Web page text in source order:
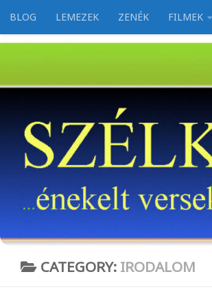
Skip to content
BLOG LEMEZEK ZENÉK FILMEK
CATEGORY: IRODALOM